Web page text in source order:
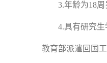
3.年龄为18周
4.具有研究
教育部派遣回国工